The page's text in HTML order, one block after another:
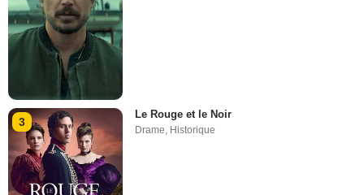
3
Le Rouge et le Noir
Drame, Historique